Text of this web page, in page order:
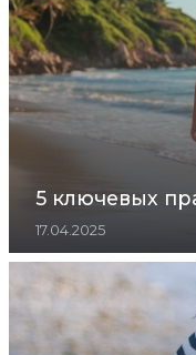
5 ключевых
17.04.2025